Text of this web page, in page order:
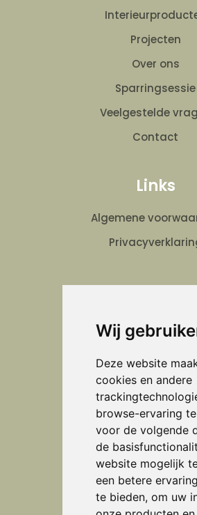
Wij
Deze website
cookies en andere
browse-ervaring
voor de volgende
de
website mogelijk
een betere
te bieden, om uw
Projecten
Over ons
Sparringsessie
Veelgestelde
Contact
Links
Algemene
Volg ons
Adres
Interieurstudio
Doctor Huub van
5753 PM